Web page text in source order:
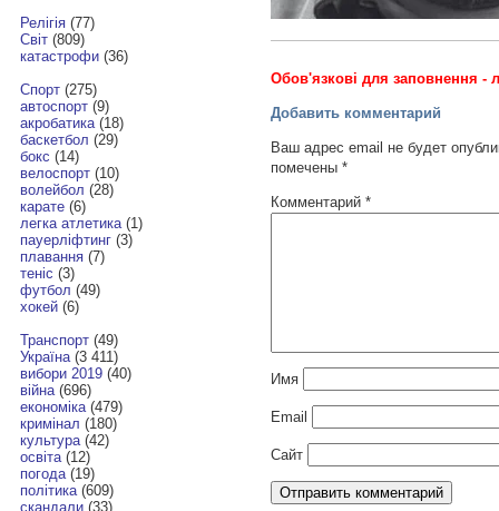
Релігія(77)
Світ(809)
катастрофи(36)
Спорт(275)
автоспорт(9)
акробатика(18)
баскетбол (29)
бокс (14)
велоспорт(10)
волейбол (28)
карате(6)
легка атлетика(1)
пауерліфтинг(3)
плавання(7)
теніс (3)
футбол (49)
хокей(6)
Транспорт(49)
Україна(3 411)
вибори 2019(40)
війна(696)
економіка(479)
кримінал (180)
культура(42)
освіта(12)
погода(19)
політика(609)
скандали(33)
Обов'язкові для заповнення -
Добавить комментарий
Ваш адрес email не будет
помечены *
Комментарий *
Имя
Email
Сайт